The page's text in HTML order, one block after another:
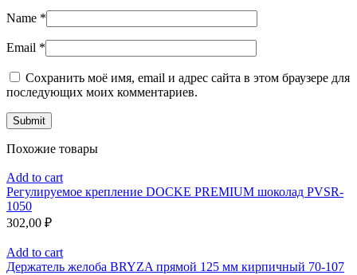
Name *
Email *
Сохранить моё имя, email и адрес сайта в этом браузере для
последующих моих комментариев.
Похожие товары
Add to cart
Регулируемое крепление DOCKE PREMIUM шоколад PVSR-
1050
302,00 ₽
Add to cart
Держатель желоба BRYZA прямой 125 мм кирпичный 70-107